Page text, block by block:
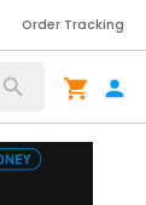
Order Tracking